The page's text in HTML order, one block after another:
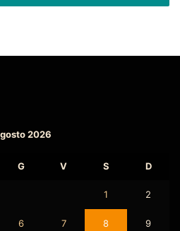
2026
G V S D
1 2
6 7 8 9